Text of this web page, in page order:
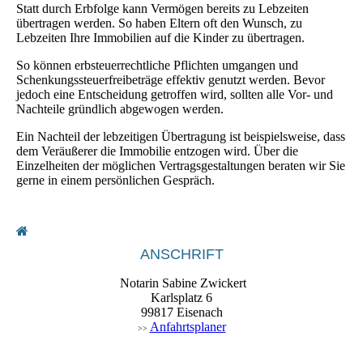
Statt durch Erbfolge kann Vermögen bereits zu Lebzeiten
übertragen werden. So haben Eltern oft den Wunsch, zu
Lebzeiten Ihre Immobilien auf die Kinder zu übertragen.
So können erbsteuerrechtliche Pflichten umgangen und
Schenkungssteuerfreibeträge effektiv genutzt werden. Bevor
jedoch eine Entscheidung getroffen wird, sollten alle Vor- und
Nachteile gründlich abgewogen werden.
Ein Nachteil der lebzeitigen Übertragung ist beispielsweise, dass
dem Veräußerer die Immobilie entzogen wird. Über die
Einzelheiten der möglichen Vertragsgestaltungen beraten wir Sie
gerne in einem persönlichen Gespräch.
ANSCHRIFT
Notarin Sabine Zwickert
Karlsplatz 6
99817 Eisenach
>> Anfahrtsplaner